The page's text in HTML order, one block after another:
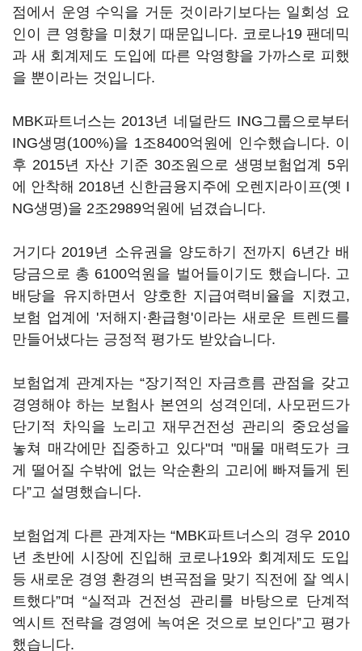
점에서 운영 수익을 거둔 것이라기보다는 일회성 요
인이 큰 영향을 미쳤기 때문입니다. 코로나19 팬데믹
과 새 회계제도 도입에 따른 악영향을 가까스로 피했
을 뿐이라는 것입니다.
MBK파트너스는 2013년 네덜란드 ING그룹으로부터
ING생명(100%)을 1조8400억원에 인수했습니다. 이
후 2015년 자산 기준 30조원으로 생명보험업계 5위
에 안착해 2018년 신한금융지주에 오렌지라이프(옛 I
NG생명)을 2조2989억원에 넘겼습니다.
거기다 2019년 소유권을 양도하기 전까지 6년간 배
당금으로 총 6100억원을 벌어들이기도 했습니다. 고
배당을 유지하면서 양호한 지급여력비율을 지켰고,
보험 업계에 '저해지·환급형'이라는 새로운 트렌드를
만들어냈다는 긍정적 평가도 받았습니다.
보험업계 관계자는 “장기적인 자금흐름 관점을 갖고
경영해야 하는 보험사 본연의 성격인데, 사모펀드가
단기적 차익을 노리고 재무건전성 관리의 중요성을
놓쳐 매각에만 집중하고 있다"며 "매물 매력도가 크
게 떨어질 수밖에 없는 악순환의 고리에 빠져들게 된
다”고 설명했습니다.
보험업계 다른 관계자는 “MBK파트너스의 경우 2010
년 초반에 시장에 진입해 코로나19와 회계제도 도입
등 새로운 경영 환경의 변곡점을 맞기 직전에 잘 엑시
트했다”며 “실적과 건전성 관리를 바탕으로 단계적
엑시트 전략을 경영에 녹여온 것으로 보인다”고 평가
했습니다.